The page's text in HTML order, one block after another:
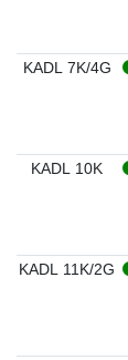
KADL 7K/4G
KADL 10K
KADL 11K/2G